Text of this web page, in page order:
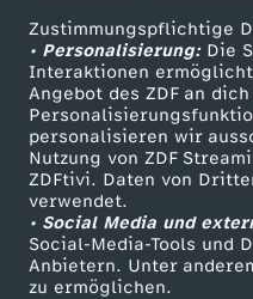
Zustimmungspflichtige
• Personalisierung:Die
Interaktionen
Angebot des ZDF an
personalisieren wir
Nutzung von ZDF
ZDFtivi. Daten von
verwendet.
• Social Media und
Social-Media-Tools und
Anbietern. Unter
zu ermöglichen.
Livestreams
Sendungen A-Z
TV-Programm
ZDF Unternehmen
Karriere